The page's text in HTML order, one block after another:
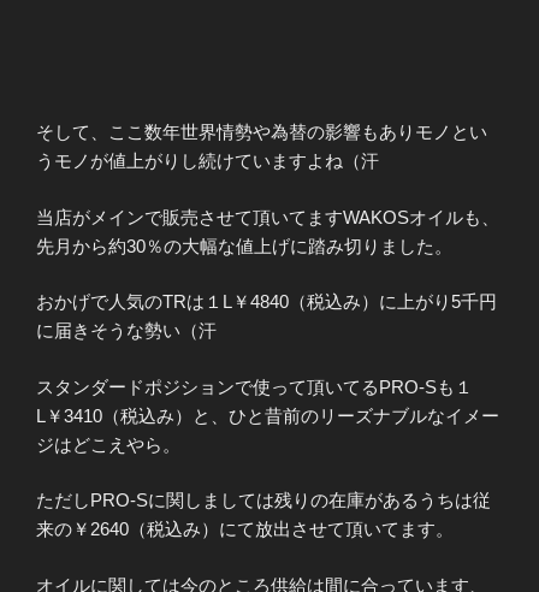
そして、ここ数年世界情勢や為替の影響もありモノとい
うモノが値上がりし続けていますよね（汗
当店がメインで販売させて頂いてますWAKOSオイルも、
先月から約30％の大幅な値上げに踏み切りました。
おかげで人気のTRは１L￥4840（税込み）に上がり5千円
に届きそうな勢い（汗
スタンダードポジションで使って頂いてるPRO-Sも１
L￥3410（税込み）と、ひと昔前のリーズナブルなイメー
ジはどこえやら。
ただしPRO-Sに関しましては残りの在庫があるうちは従
来の￥2640（税込み）にて放出させて頂いてます。
オイルに関しては今のところ供給は間に合っています、